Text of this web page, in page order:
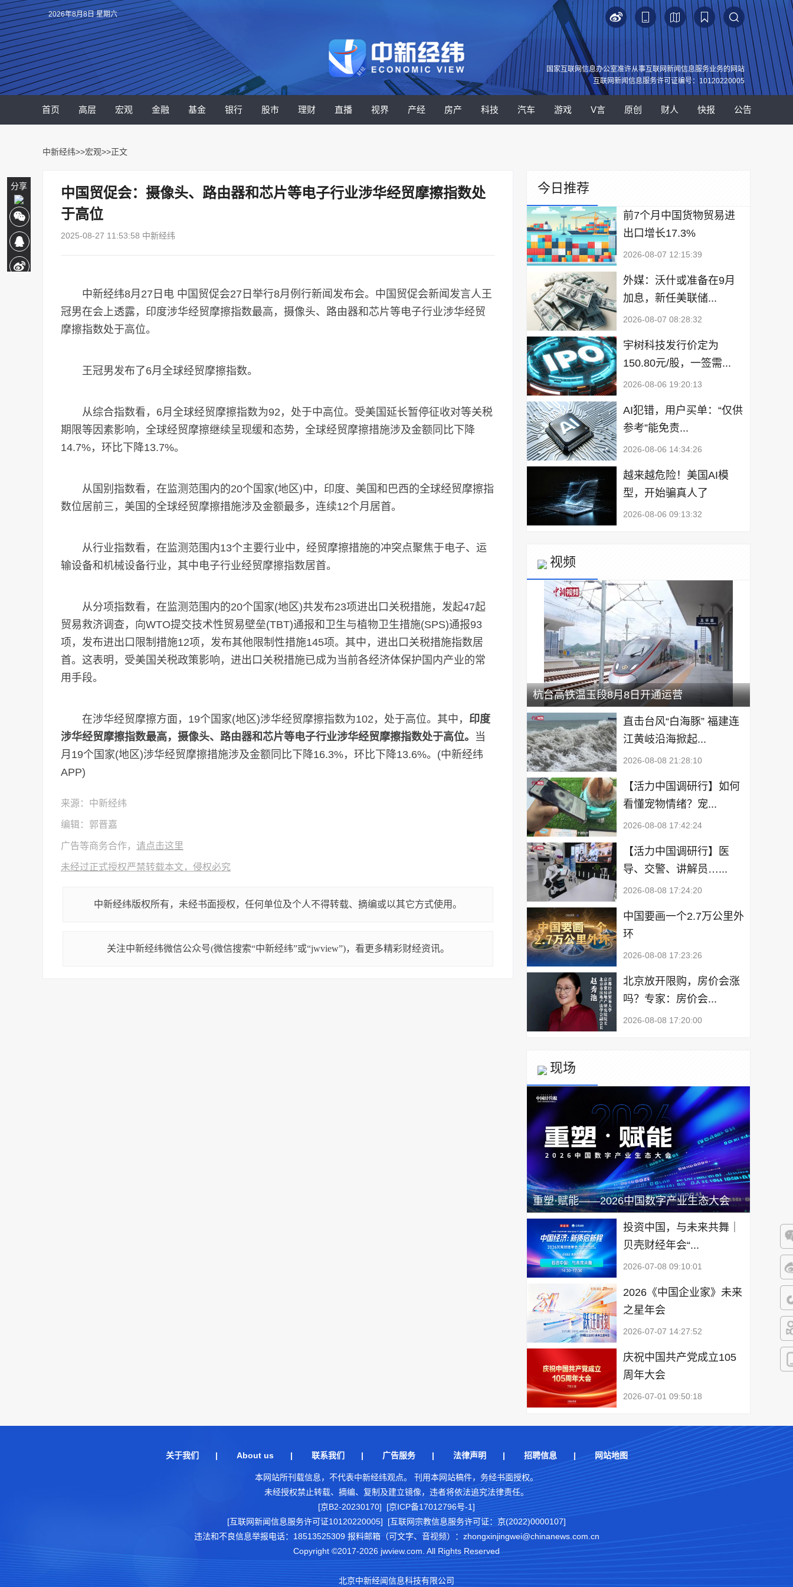
微
微
抖
快
分享
2026年8月8日 星期六
国家互联网信息办公室准许从事互联网新闻信息服务业务的网站
互联网新闻信息服务许可证编号：10120220005
首页 高层 宏观 金融 基金 银行 股市 理财 直播 视界 产经 房产 科技 汽车 游戏 V言 原创 财人 快报 公告
中新经纬>>宏观>>正文
中国贸促会：摄像头、路由器和芯片等电子行业涉华经贸摩擦指数处
于高位
2025-08-27 11:53:58 中新经纬
中新经纬8月27日电 中国贸促会27日举行8月例行新闻发布会。中国贸促会新闻发言人王
冠男在会上透露，印度涉华经贸摩擦指数最高，摄像头、路由器和芯片等电子行业涉华经贸
摩擦指数处于高位。
王冠男发布了6月全球经贸摩擦指数。
从综合指数看，6月全球经贸摩擦指数为92，处于中高位。受美国延长暂停征收对等关税
期限等因素影响，全球经贸摩擦继续呈现缓和态势，全球经贸摩擦措施涉及金额同比下降
14.7%，环比下降13.7%。
从国别指数看，在监测范围内的20个国家(地区)中，印度、美国和巴西的全球经贸摩擦指
数位居前三，美国的全球经贸摩擦措施涉及金额最多，连续12个月居首。
从行业指数看，在监测范围内13个主要行业中，经贸摩擦措施的冲突点聚焦于电子、运
输设备和机械设备行业，其中电子行业经贸摩擦指数居首。
从分项指数看，在监测范围内的20个国家(地区)共发布23项进出口关税措施，发起47起
贸易救济调查，向WTO提交技术性贸易壁垒(TBT)通报和卫生与植物卫生措施(SPS)通报93
项，发布进出口限制措施12项，发布其他限制性措施145项。其中，进出口关税措施指数居
首。这表明，受美国关税政策影响，进出口关税措施已成为当前各经济体保护国内产业的常
用手段。
在涉华经贸摩擦方面，19个国家(地区)涉华经贸摩擦指数为102，处于高位。其中， 印度
涉华经贸摩擦指数最高，摄像头、路由器和芯片等电子行业涉华经贸摩擦指数处于高位。 当
月19个国家(地区)涉华经贸摩擦措施涉及金额同比下降16.3%，环比下降13.6%。(中新经纬
APP)
来源：中新经纬
编辑：郭晋嘉
广告等商务合作， 请点击这里
未经过正式授权严禁转载本文，侵权必究
中新经纬版权所有，未经书面授权，任何单位及个人不得转载、摘编或以其它方式使用。
关注中新经纬微信公众号(微信搜索“中新经纬”或“jwview”)，看更多精彩财经资讯。
今日推荐
前7个月中国货物贸易进
出口增长17.3%
2026-08-07 12:15:39
外媒：沃什或准备在9月
加息，新任美联储...
2026-08-07 08:28:32
宇树科技发行价定为
150.80元/股，一签需...
2026-08-06 19:20:13
AI犯错，用户买单：“仅供
参考”能免责...
2026-08-06 14:34:26
越来越危险！美国AI模
型，开始骗真人了
2026-08-06 09:13:32
视频
杭台高铁温玉段8月8日开通运营
直击台风“白海豚” 福建连
江黄岐沿海掀起...
2026-08-08 21:28:10
【活力中国调研行】如何
看懂宠物情绪？宠...
2026-08-08 17:42:24
【活力中国调研行】医
导、交警、讲解员…...
2026-08-08 17:24:20
中国要画一个2.7万公里外
环
2026-08-08 17:23:26
北京放开限购，房价会涨
吗？专家：房价会...
2026-08-08 17:20:00
现场
重塑·赋能——2026中国数字产业生态大会
投资中国，与未来共舞｜
贝壳财经年会“...
2026-07-08 09:10:01
2026《中国企业家》未来
之星年会
2026-07-07 14:27:52
庆祝中国共产党成立105
周年大会
2026-07-01 09:50:18
关于我们 | About us| 联系我们 | 广告服务| 法律声明 | 招聘信息 | 网站地图
本网站所刊载信息，不代表中新经纬观点。 刊用本网站稿件，务经书面授权。
未经授权禁止转载、摘编、复制及建立镜像，违者将依法追究法律责任。
[京B2-20230170] [京ICP备17012796号-1]
[互联网新闻信息服务许可证10120220005]
[互联网宗教信息服务许可证：京(2022)0000107]
违法和不良信息举报电话：18513525309 报料邮箱（可文字、音视频）：zhongxinjingwei@chinanews.com.cn
Copyright ©2017-2026 jwview.com. All Rights Reserved
北京中新经闻信息科技有限公司